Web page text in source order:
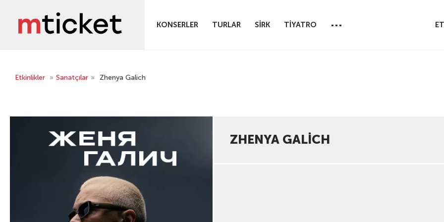
KONSERLER TURLAR SİRK TİYATRO ...
Etkinlikler » Sanatçılar » Zhenya Galich
ZHENYA GALICH